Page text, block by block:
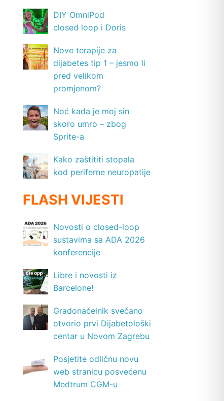
DIY OmniPod
closed loop i Doris
Nove terapije za
dijabetes tip 1 – jesmo li
pred velikom
promjenom?
Noć kada je moj sin
skoro umro – zbog
Sprite-a
Kako zaštititi stopala
kod periferne neuropatije
FLASH VIJESTI
Novosti o closed-loop
sustavima sa ADA 2026
konferencije
Libre i novosti iz
Barcelone!
Gradonačelnik svečano
otvorio prvi Dijabetološki
centar u Novom Zagrebu
Posjetite odličnu novu
web stranicu posvećenu
Medtrum CGM-u